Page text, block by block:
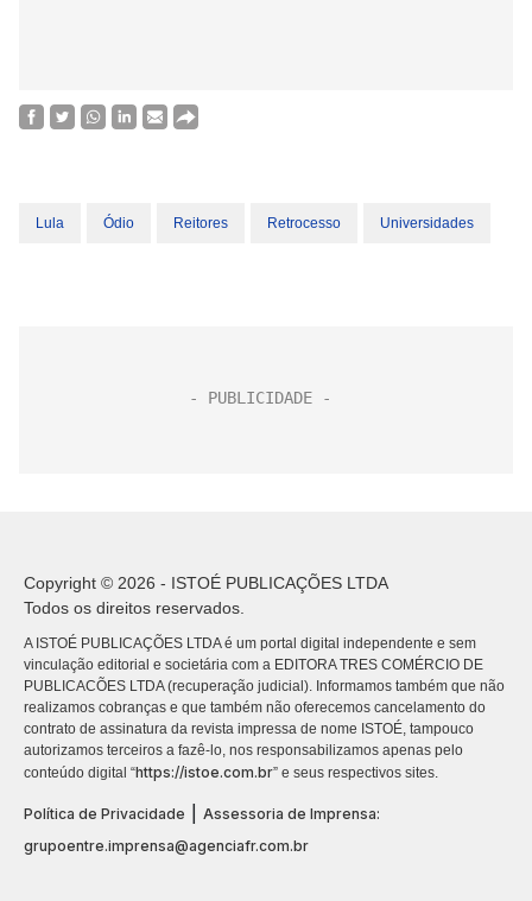
Lula Ódio Reitores Retrocesso Universidades
Copyright © 2026 - ISTOÉ PUBLICAÇÕES LTDA
Todos os direitos reservados.
A ISTOÉ PUBLICAÇÕES LTDA é um portal digital independente e sem
vinculação editorial e societária com a EDITORA TRES COMÉRCIO DE
PUBLICACÕES LTDA (recuperação judicial). Informamos também que não
realizamos cobranças e que também não oferecemos cancelamento do
contrato de assinatura da revista impressa de nome ISTOÉ, tampouco
autorizamos terceiros a fazê-lo, nos responsabilizamos apenas pelo
conteúdo digital “https://istoe.com.br” e seus respectivos sites.
Política de Privacidade
Assessoria de Imprensa:
grupoentre.imprensa@agenciafr.com.br